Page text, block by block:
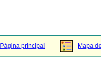
Página principal Mapa